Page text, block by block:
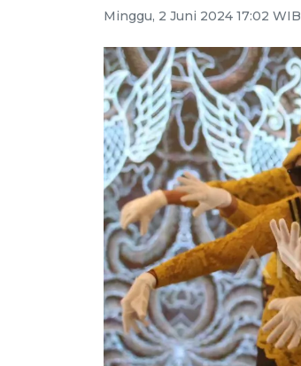
Minggu, 2 Juni 2024 17:02 WIB